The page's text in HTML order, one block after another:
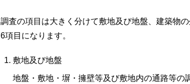
調査の項目は大きく分けて敷地及び地盤、建築物
6項目になります。
敷地及び地盤
地盤・敷地・塀・擁壁等及び敷地内の通路等の